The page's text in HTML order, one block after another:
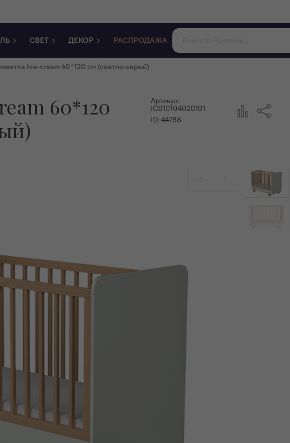
СВЕТ ДЕКОР РАСПРОДАЖА
Ice-cream 60*120 см (светло-серый)
60*120
Артикул:
IC010104020101
ID: 44788